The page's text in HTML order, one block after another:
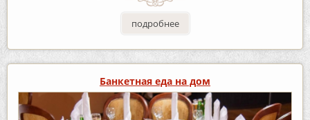
подробнее
Банкетная еда на дом